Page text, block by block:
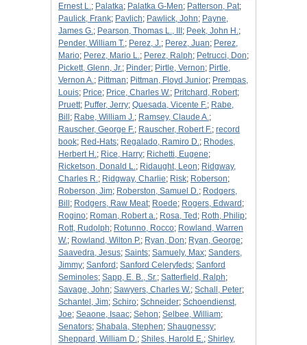
Ernest L.; Palatka; Palatka G-Men; Patterson, Pat;
Paulick, Frank; Pavlich; Pawlick, John; Payne,
James G.; Pearson, Thomas L., III ; Peek, John H.;
Pender, William T.; Perez, J.; Perez, Juan; Perez,
Mario; Perez, Mario L.; Perez, Ralph; Petrucci, Don;
Pickett, Glenn, Jr.; Pinder; Pirtle, Vernon; Pirtle,
Vernon A.; Pittman; Pittman, Floyd Junior; Prempas,
Louis; Price; Price, Charles W.; Pritchard, Robert;
Pruett; Puffer, Jerry; Quesada, Vicente F.; Rabe,
Bill ; Rabe, William J.; Ramsey, Claude A.;
Rauscher, George F.; Rauscher, Robert F.; record
book; Red-Hats; Regalado, Ramiro D.; Rhodes,
Herbert H.; Rice, Harry; Richetti, Eugene;
Ricketson, Donald L.; Ridaught, Leon; Ridgway,
Charles R.; Ridgway, Charlie; Risk; Roberson;
Roberson, Jim; Roberston, Samuel D.; Rodgers,
Bill ; Rodgers, Raw Meat; Roede; Rogers, Edward ;
Rogino; Roman, Robert a.; Rosa, Ted ; Roth, Philip;
Rott, Rudolph; Rotunno, Rocco; Rowland, Warren
W.; Rowland, Wilton P.; Ryan, Don; Ryan, George;
Saavedra, Jesus; Saints; Samuely, Max; Sanders,
Jimmy; Sanford ; Sanford Celeryfeds; Sanford
Seminoles; Sapp, E. B., Sr.; Satterfield, Ralph;
Savage, John; Sawyers, Charles W.; Schall, Peter;
Schantel, Jim; Schiro; Schneider; Schoendienst,
Joe; Seaone, Isaac; Sehon; Selbee, William;
Senators; Shabala, Stephen; Shaugnessy;
Sheppard, William D.; Shiles, Harold E.; Shirley,